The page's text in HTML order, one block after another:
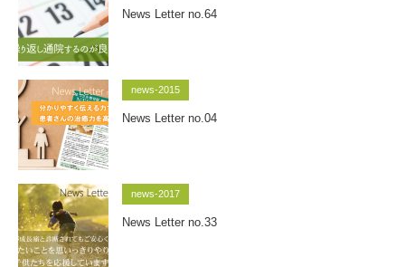
News Letter no.64
news-2015
News Letter no.04
news-2017
News Letter no.33